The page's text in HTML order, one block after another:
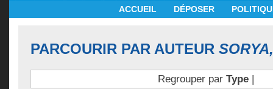
ACCUEIL DÉPOSER
PARCOURIR PAR AUTEUR
Regrouper par Type|